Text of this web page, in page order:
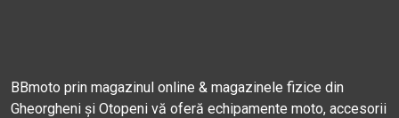
BBmoto prin magazinul online & magazinele fizice din
Gheorgheni și Otopeni vă oferă echipamente moto, accesorii